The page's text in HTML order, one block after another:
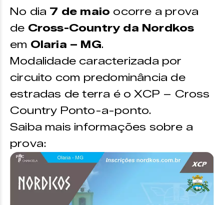
No dia 7 de maio ocorre a prova
de Cross-Country da Nordkos
em Olaria – MG.
Modalidade caracterizada por
circuito com predominância de
estradas de terra é o XCP – Cross
Country Ponto-a-ponto.
Saiba mais informações sobre a
prova: